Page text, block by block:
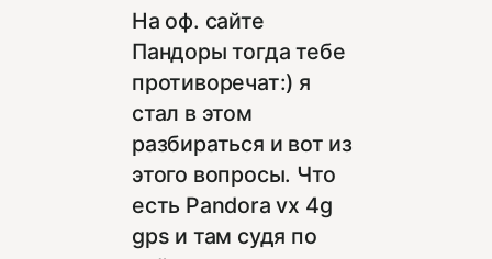
На оф. сайте
Пандоры тогда тебе
противоречат:) я
стал в этом
разбираться и вот из
этого вопросы. Что
есть Pandora vx 4g
gps и там судя по